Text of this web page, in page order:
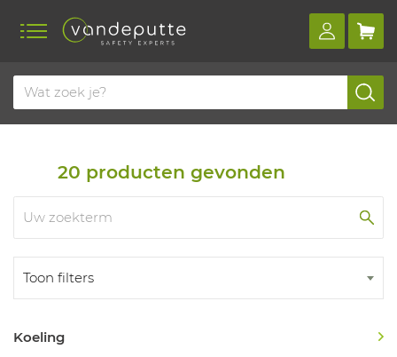
Home Productoverzicht
Temperatuurergonomie
Ergonomie
Temperatuurergonomie
20 producten gevonden
Toon filters
Koeling